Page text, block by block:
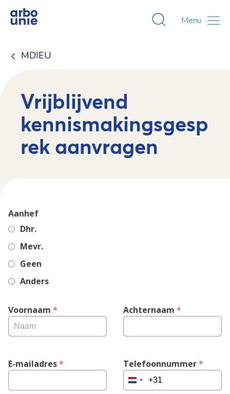
Toggle
Menu
MDIEU
Vrijblijvend
kennismakingsgesp
rek aanvragen
Aanhef
Dhr.
Mevr.
Geen
Anders
Voornaam * Achternaam *
E-mailadres * Telefoonnummer *
Netherlands